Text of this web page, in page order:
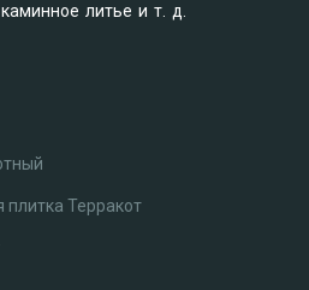
литье и т. д.
плитка Терракот